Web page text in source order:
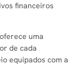
financeiros
oferece uma
de cada
equipados com a